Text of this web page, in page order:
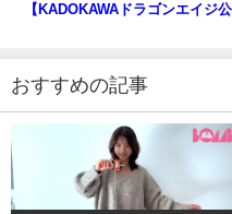
【KADOKAWAドラゴンエイジ
おすすめの記事